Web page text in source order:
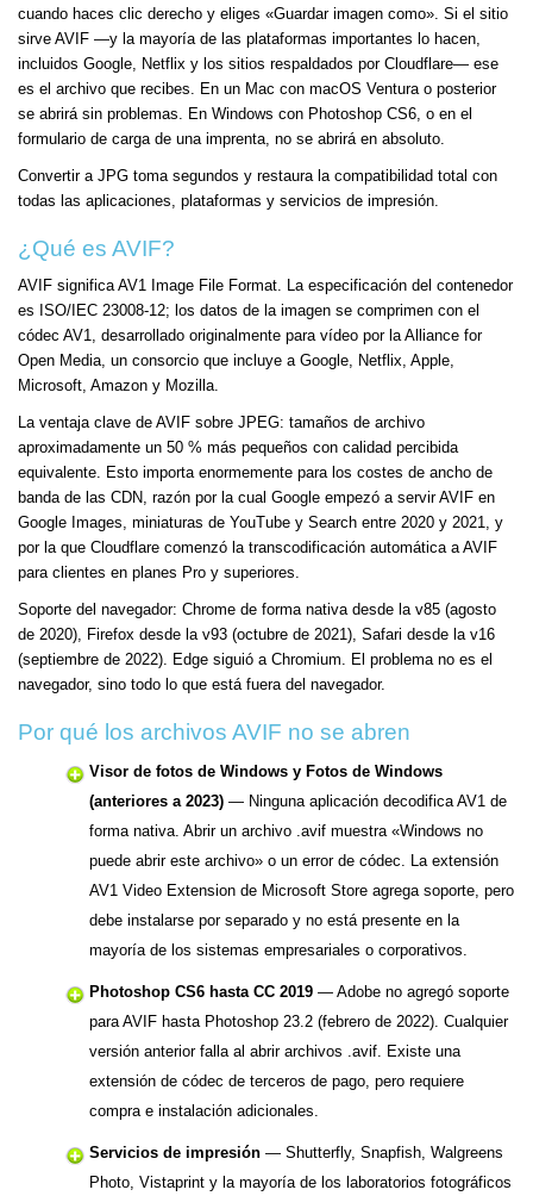
cuando haces clic derecho y eliges «Guardar imagen como». Si el sitio
sirve AVIF —y la mayoría de las plataformas importantes lo hacen,
incluidos Google, Netflix y los sitios respaldados por Cloudflare— ese
es el archivo que recibes. En un Mac con macOS Ventura o posterior
se abrirá sin problemas. En Windows con Photoshop CS6, o en el
formulario de carga de una imprenta, no se abrirá en absoluto.
Convertir a JPG toma segundos y restaura la compatibilidad total con
todas las aplicaciones, plataformas y servicios de impresión.
¿Qué es AVIF?
AVIF significa AV1 Image File Format. La especificación del contenedor
es ISO/IEC 23008-12; los datos de la imagen se comprimen con el
códec AV1, desarrollado originalmente para vídeo por la Alliance for
Open Media, un consorcio que incluye a Google, Netflix, Apple,
Microsoft, Amazon y Mozilla.
La ventaja clave de AVIF sobre JPEG: tamaños de archivo
aproximadamente un 50 % más pequeños con calidad percibida
equivalente. Esto importa enormemente para los costes de ancho de
banda de las CDN, razón por la cual Google empezó a servir AVIF en
Google Images, miniaturas de YouTube y Search entre 2020 y 2021, y
por la que Cloudflare comenzó la transcodificación automática a AVIF
para clientes en planes Pro y superiores.
Soporte del navegador: Chrome de forma nativa desde la v85 (agosto
de 2020), Firefox desde la v93 (octubre de 2021), Safari desde la v16
(septiembre de 2022). Edge siguió a Chromium. El problema no es el
navegador, sino todo lo que está fuera del navegador.
Por qué los archivos AVIF no se abren
Visor de fotos de Windows y Fotos de Windows
(anteriores a 2023) — Ninguna aplicación decodifica AV1 de
forma nativa. Abrir un archivo .avif muestra «Windows no
puede abrir este archivo» o un error de códec. La extensión
AV1 Video Extension de Microsoft Store agrega soporte, pero
debe instalarse por separado y no está presente en la
mayoría de los sistemas empresariales o corporativos.
Photoshop CS6 hasta CC 2019 — Adobe no agregó soporte
para AVIF hasta Photoshop 23.2 (febrero de 2022). Cualquier
versión anterior falla al abrir archivos .avif. Existe una
extensión de códec de terceros de pago, pero requiere
compra e instalación adicionales.
Servicios de impresión — Shutterfly, Snapfish, Walgreens
Photo, Vistaprint y la mayoría de los laboratorios fotográficos